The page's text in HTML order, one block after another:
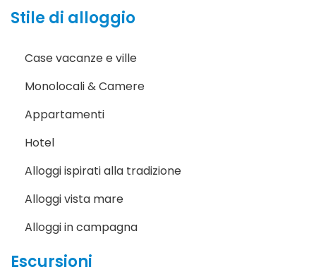
Stile di alloggio
Case vacanze e ville
Monolocali & Camere
Appartamenti
Hotel
Alloggi ispirati alla tradizione
Alloggi vista mare
Alloggi in campagna
Escursioni